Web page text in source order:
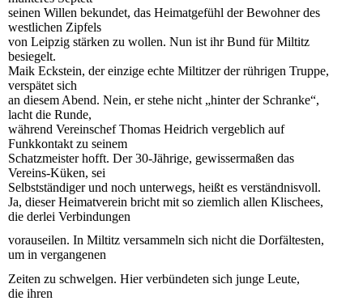
seinen Willen bekundet, das Heimatgefühl der Bewohner des
westlichen Zipfels
von Leipzig stärken zu wollen. Nun ist ihr Bund für Miltitz
besiegelt.
Maik Eckstein, der einzige echte Miltitzer der rührigen Truppe,
verspätet sich
an diesem Abend. Nein, er stehe nicht „hinter der Schranke“,
lacht die Runde,
während Vereinschef Thomas Heidrich vergeblich auf
Funkkontakt zu seinem
Schatzmeister hofft. Der 30-Jährige, gewissermaßen das
Vereins-Küken, sei
Selbstständiger und noch unterwegs, heißt es verständnisvoll.
Ja, dieser Heimatverein bricht mit so ziemlich allen Klischees,
die derlei Verbindungen
vorauseilen. In Miltitz versammeln sich nicht die Dorfältesten,
um in vergangenen
Zeiten zu schwelgen. Hier verbündeten sich junge Leute,
die ihren